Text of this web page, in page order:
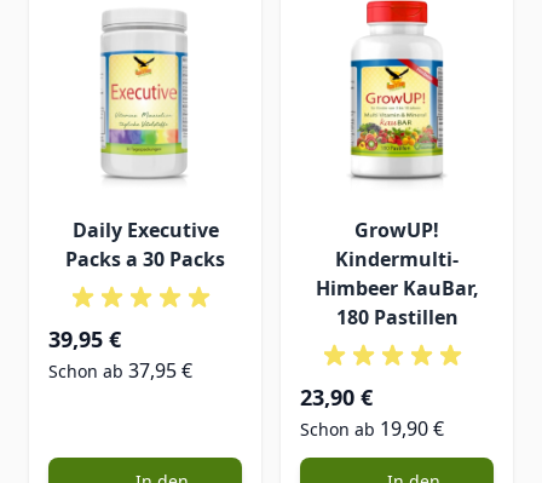
Daily Executive
Packs a 30 Packs
39,95 €
Schon ab 37,95 €
GrowUP!
Kindermulti-
Himbeer KauBar,
180 Pastillen
23,90 €
Schon ab 19,90 €